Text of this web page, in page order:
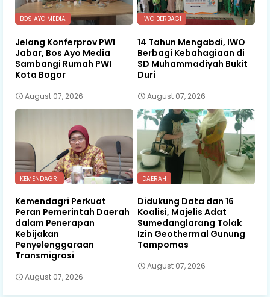
BOS AYO MEDIA
Jelang Konferprov PWI
Jabar, Bos Ayo Media
Sambangi Rumah PWI
Kota Bogor
August 07, 2026
IWO BERBAGI
14 Tahun Mengabdi, IWO
Berbagi Kebahagiaan di
SD Muhammadiyah Bukit
Duri
August 07, 2026
KEMENDAGRI
Kemendagri Perkuat
Peran Pemerintah Daerah
dalam Penerapan
Kebijakan
Penyelenggaraan
Transmigrasi
August 07, 2026
DAERAH
Didukung Data dan 16
Koalisi, Majelis Adat
Sumedanglarang Tolak
Izin Geothermal Gunung
Tampomas
August 07, 2026